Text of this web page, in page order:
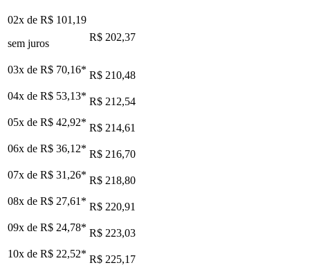
02x de R$ 101,19
sem juros
R$ 202,37
03x de R$ 70,16* R$ 210,48
04x de R$ 53,13* R$ 212,54
05x de R$ 42,92* R$ 214,61
06x de R$ 36,12* R$ 216,70
07x de R$ 31,26* R$ 218,80
08x de R$ 27,61 * R$ 220,91
09x de R$ 24,78* R$ 223,03
10x de R$ 22,52* R$ 225,17